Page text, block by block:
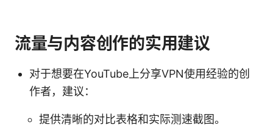
流量与内容创作的实用建议
对于想要在YouTube上分享VPN使用经验的创
作者，建议：
提供清晰的对比表格和实际测速截图。